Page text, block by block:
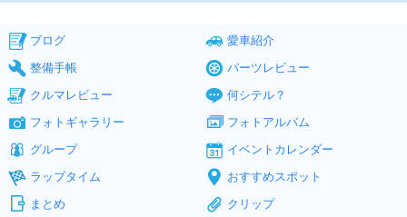
ブログ
愛車紹介
整備手帳
パーツレビュー
クルマレビュー
何シテル？
フォトギャラリー
フォトアルバム
グループ
イベントカレンダー
ラップタイム
おすすめスポット
まとめ
クリップ